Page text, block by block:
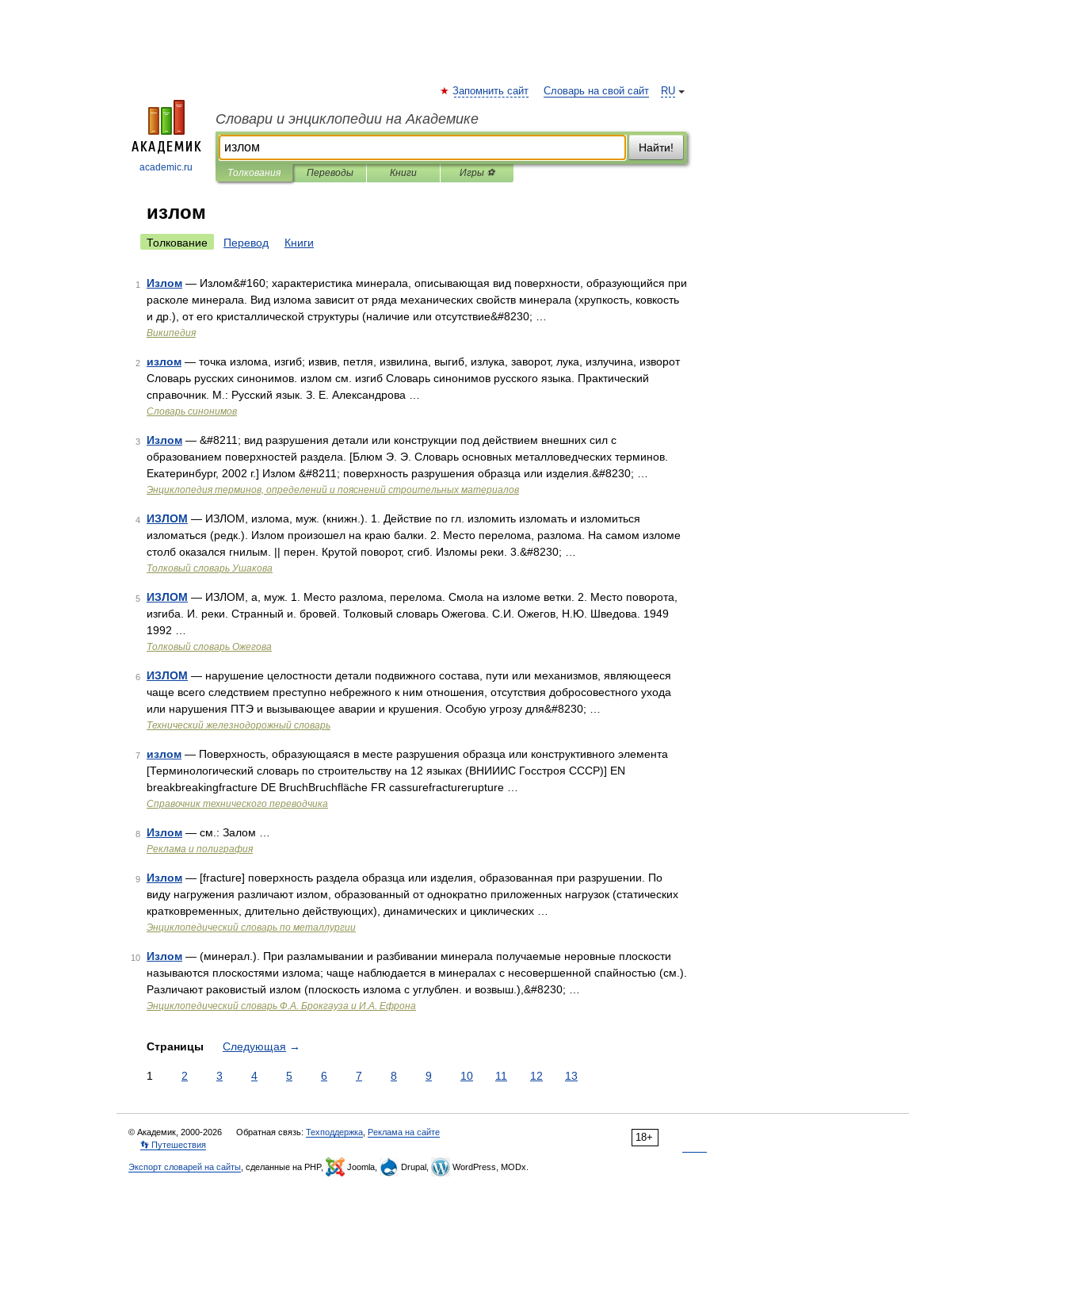
academic.ru
RU
Запомнить сайт Словарь на свой сайт
Словари и энциклопедии на Академике
Найти!
Толкования Переводы Книги Игры ⚽
излом
Толкование Перевод Книги
1 Излом — Излом&#160; характеристика минерала, описывающая вид поверхности, образующийся при
расколе минерала. Вид излома зависит от ряда механических свойств минерала (хрупкость, ковкость
и др.), от его кристаллической структуры (наличие или отсутствие&#8230; …
Википедия
2 излом — точка излома, изгиб; извив, петля, извилина, выгиб, излука, заворот, лука, излучина, изворот
Словарь русских синонимов. излом см. изгиб Словарь синонимов русского языка. Практический
справочник. М.: Русский язык. З. Е. Александрова …
Словарь синонимов
3 Излом — &#8211; вид разрушения детали или конструкции под действием внешних сил с
образованием поверхностей раздела. [Блюм Э. Э. Словарь основных металловедческих терминов.
Екатеринбург, 2002 г.] Излом &#8211; поверхность разрушения образца или изделия.&#8230; …
Энциклопедия терминов, определений и пояснений строительных материалов
4 ИЗЛОМ — ИЗЛОМ, излома, муж. (книжн.). 1. Действие по гл. изломить изломать и изломиться
изломаться (редк.). Излом произошел на краю балки. 2. Место перелома, разлома. На самом изломе
столб оказался гнилым. || перен. Крутой поворот, сгиб. Изломы реки. 3.&#8230; …
Толковый словарь Ушакова
5 ИЗЛОМ — ИЗЛОМ, а, муж. 1. Место разлома, перелома. Смола на изломе ветки. 2. Место поворота,
изгиба. И. реки. Странный и. бровей. Толковый словарь Ожегова. С.И. Ожегов, Н.Ю. Шведова. 1949
1992 …
Толковый словарь Ожегова
6 ИЗЛОМ — нарушение целостности детали подвижного состава, пути или механизмов, являющееся
чаще всего следствием преступно небрежного к ним отношения, отсутствия добросовестного ухода
или нарушения ПТЭ и вызывающее аварии и крушения. Особую угрозу для&#8230; …
Технический железнодорожный словарь
7 излом — Поверхность, образующаяся в месте разрушения образца или конструктивного элемента
[Терминологический словарь по строительству на 12 языках (ВНИИИС Госстроя СССР)] EN
breakbreakingfracture DE BruchBruchfläche FR cassurefracturerupture …
Справочник технического переводчика
8 Излом — см.: Залом …
Реклама и полиграфия
9 Излом — [fracture] поверхность раздела образца или изделия, образованная при разрушении. По
виду нагружения различают излом, образованный от однократно приложенных нагрузок (статических
кратковременных, длительно действующих), динамических и циклических …
Энциклопедический словарь по металлургии
10 Излом — (минерал.). При разламывании и разбивании минерала получаемые неровные плоскости
называются плоскостями излома; чаще наблюдается в минералах с несовершенной спайностью (см.).
Различают раковистый излом (плоскость излома с углублен. и возвыш.),&#8230; …
Энциклопедический словарь Ф.А. Брокгауза и И.А. Ефрона
Страницы Следующая →
1 2 3 4 5 6 7 8 9 10 11 12 13
18+
© Академик, 2000-2026 Обратная связь: Техподдержка Реклама на сайте
👣 Путешествия
Экспорт словарей на сайты , сделанные на PHP, Joomla, Drupal, WordPress, MODx.